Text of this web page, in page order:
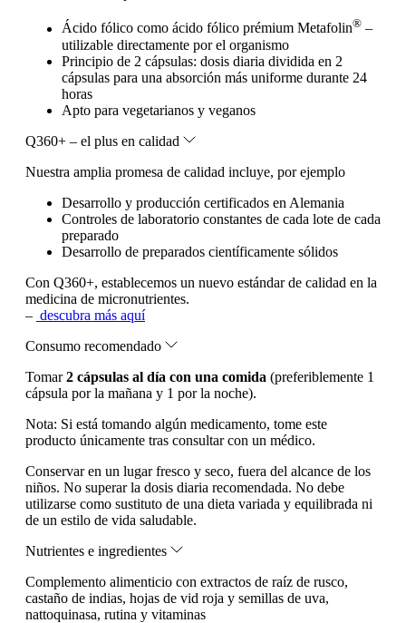
Ácido fólico como ácido fólico prémium Metafolin® –
utilizable directamente por el organismo
Principio de 2 cápsulas: dosis diaria dividida en 2
cápsulas para una absorción más uniforme durante 24
horas
Apto para vegetarianos y veganos
Q360+ – el plus en calidad
Nuestra amplia promesa de calidad incluye, por ejemplo
Desarrollo y producción certificados en Alemania
Controles de laboratorio constantes de cada lote de cada
preparado
Desarrollo de preparados científicamente sólidos
Con Q360+, establecemos un nuevo estándar de calidad en la
medicina de micronutrientes.
– descubra más aquí
Consumo recomendado
Tomar2 cápsulas al día con una comida (preferiblemente 1
cápsula por la mañana y 1 por la noche).
Nota: Si está tomando algún medicamento, tome este
producto únicamente tras consultar con un médico.
Conservar en un lugar fresco y seco, fuera del alcance de los
niños. No superar la dosis diaria recomendada. No debe
utilizarse como sustituto de una dieta variada y equilibrada ni
de un estilo de vida saludable.
Nutrientes e ingredientes
Complemento alimenticio con extractos de raíz de rusco,
castaño de indias, hojas de vid roja y semillas de uva,
nattoquinasa, rutina y vitaminas